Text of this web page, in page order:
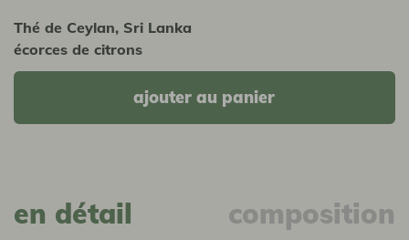
Thé de Ceylan, Sri Lanka
écorces de citrons
ajouter au panier
en détail composition